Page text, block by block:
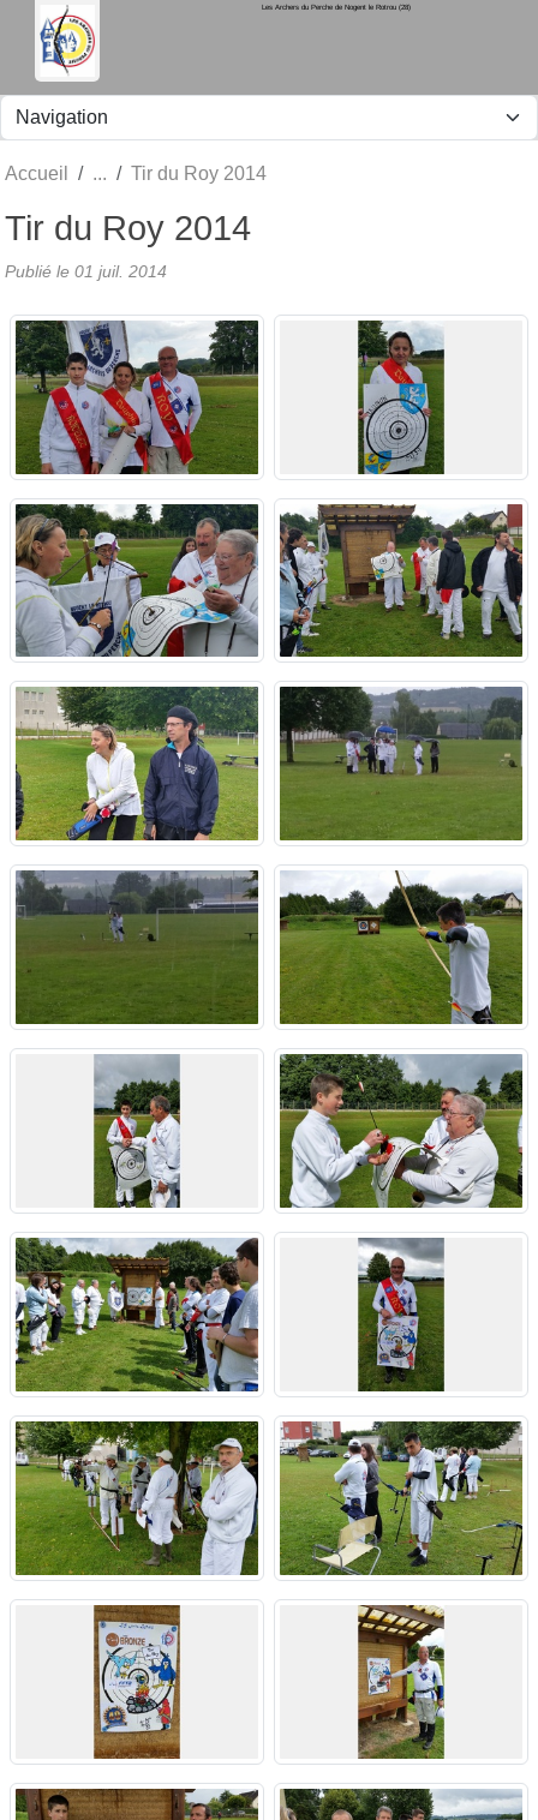
Les Archers du Perche de Nogent le Rotrou (28)
Accueil Tir du Roy 2014
Tir du Roy 2014
Publié le 01 juil. 2014
Panneau de gestion des cookies